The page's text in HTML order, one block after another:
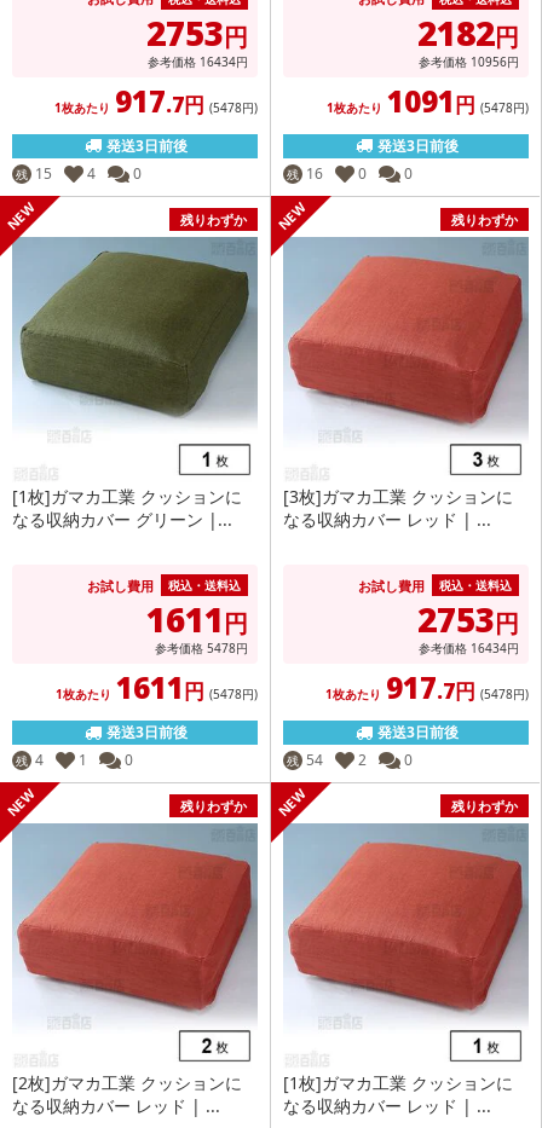
2753円
参考価格 16434円
1枚あたり 917.7円 (5478円)
発送3日前後
残 15 4 0
2182円
参考価格 10956円
1枚あたり 1091円 (5478円)
発送3日前後
残 16 0 0
残りわずか
[1枚]ガマカ工業 クッションに
なる収納カバー グリーン |...
お試し費用 税込・送料込
1611円
参考価格 5478円
1枚あたり 1611円 (5478円)
発送3日前後
残 4 1 0
残りわずか
[3枚]ガマカ工業 クッションに
なる収納カバー レッド | ...
お試し費用 税込・送料込
2753円
参考価格 16434円
1枚あたり 917.7円 (5478円)
発送3日前後
残 54 2 0
残りわずか
[2枚]ガマカ工業 クッションに
なる収納カバー レッド | ...
残りわずか
[1枚]ガマカ工業 クッションに
なる収納カバー レッド | ...